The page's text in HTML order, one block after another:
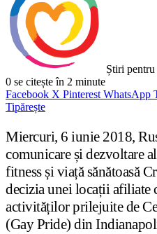
Știri pentru
0 se citește în 2 minute
Facebook X Pinterest WhatsApp
Tipărește
Miercuri, 6 iunie 2018,
comunicare și dezvoltare
fitness și viață sănătoasă
decizia unei locații afiliate
activităților prilejuite de
(Gay Pride) din